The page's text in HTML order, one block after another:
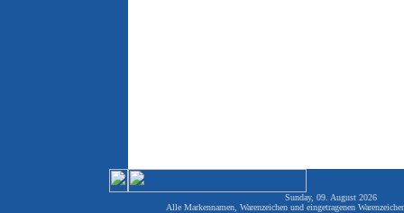
Sunday, 09. August 2026
Alle Markennamen, Warenzeichen und eingetragenen